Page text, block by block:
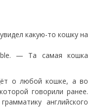
какую-то кошку на
— Та самая кошка
о любой кошке, а во
говорили ранее.
английского